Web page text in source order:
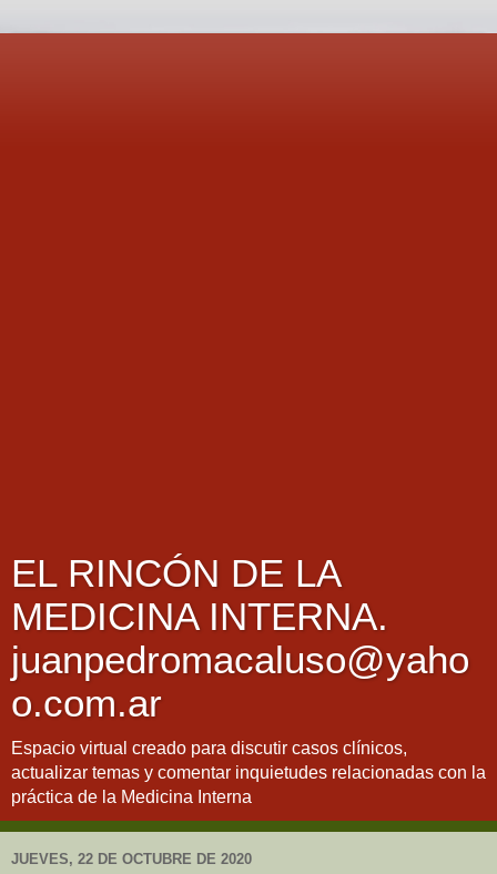
EL RINCÓN DE LA
MEDICINA INTERNA.
juanpedromacaluso@yaho
o.com.ar
Espacio virtual creado para discutir casos clínicos,
actualizar temas y comentar inquietudes relacionadas con la
práctica de la Medicina Interna
JUEVES, 22 DE OCTUBRE DE 2020